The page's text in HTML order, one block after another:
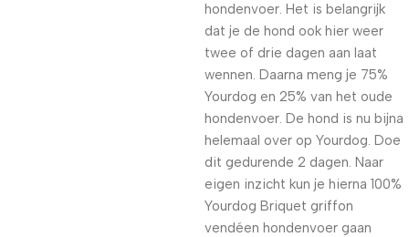
hondenvoer. Het is belangrijk
dat je de hond ook hier weer
twee of drie dagen aan laat
wennen. Daarna meng je 75%
Yourdog en 25% van het oude
hondenvoer. De hond is nu bijna
helemaal over op Yourdog. Doe
dit gedurende 2 dagen. Naar
eigen inzicht kun je hierna 100%
Yourdog Briquet griffon
vendéen hondenvoer gaan